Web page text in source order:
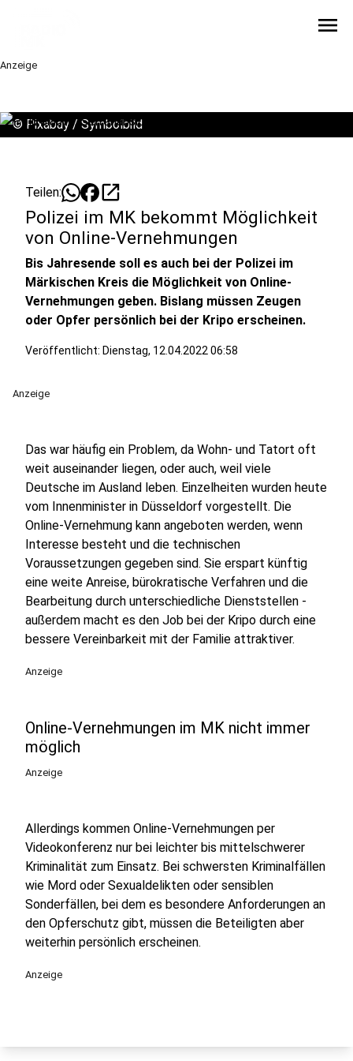
menu
Anzeige
© Pixabay / Symbolbild
Teilen: open_in_new
Polizei im MK bekommt Möglichkeit
von Online-Vernehmungen
Bis Jahresende soll es auch bei der Polizei im
Märkischen Kreis die Möglichkeit von Online-
Vernehmungen geben. Bislang müssen Zeugen
oder Opfer persönlich bei der Kripo erscheinen.
Veröffentlicht: Dienstag, 12.04.2022 06:58
Anzeige
Das war häufig ein Problem, da Wohn- und Tatort oft
weit auseinander liegen, oder auch, weil viele
Deutsche im Ausland leben. Einzelheiten wurden heute
vom Innenminister in Düsseldorf vorgestellt. Die
Online-Vernehmung kann angeboten werden, wenn
Interesse besteht und die technischen
Voraussetzungen gegeben sind. Sie erspart künftig
eine weite Anreise, bürokratische Verfahren und die
Bearbeitung durch unterschiedliche Dienststellen -
außerdem macht es den Job bei der Kripo durch eine
bessere Vereinbarkeit mit der Familie attraktiver.
Anzeige
Online-Vernehmungen im MK nicht immer
möglich
Anzeige
Allerdings kommen Online-Vernehmungen per
Videokonferenz nur bei leichter bis mittelschwerer
Kriminalität zum Einsatz. Bei schwersten Kriminalfällen
wie Mord oder Sexualdelikten oder sensiblen
Sonderfällen, bei dem es besondere Anforderungen an
den Opferschutz gibt, müssen die Beteiligten aber
weiterhin persönlich erscheinen.
Anzeige